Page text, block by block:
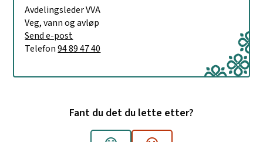
Avdelingsleder VVA
Veg, vann og avløp
E-post
Send e-posttil Håvard Svingen
Telefon94 89 47 40
Fant du det du lette etter?